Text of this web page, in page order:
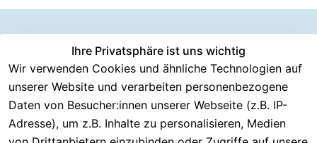
Ihre Privatsphäre ist uns wichtig
Wir verwenden Cookies und ähnliche Technologien auf
unserer Website und verarbeiten personenbezogene
Daten von Besucher:innen unserer Webseite (z.B. IP-
Adresse), um z.B. Inhalte zu personalisieren, Medien
Rechtliches
AGB
Impressum
Datenschutzer
klärung
Kundenserv
ice
Häufige
Fragen
Kontakt
Information
en
Über CMK
Versand
Batterieentsor
gung
Versanddie
nstleister
DHL
DPD